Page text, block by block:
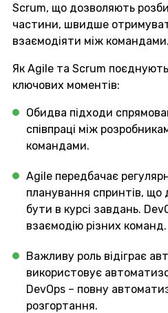
Scrum, що дозволяють
частини, швидше
взаємодіяти між командами.
Як Agile та Scrum
ключових моментів:
Обидва підходи
співпраці між
командами.
Agile передбачає
планування спринтів, що
бути в курсі завдань.
взаємодію різних команд.
Важливу роль відіграє
використовує
DevOps – повну
розгортання.